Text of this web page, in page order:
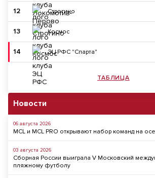
12 Строгино
13 Космос
14 ЭЦ РФС "Спарта"
ТАБЛИЦА
Новости
06 августа 2026
MCL и MCL PRO открывают набор команд на
03 августа 2026
Сборная России выиграла V Московский
пляжному футболу